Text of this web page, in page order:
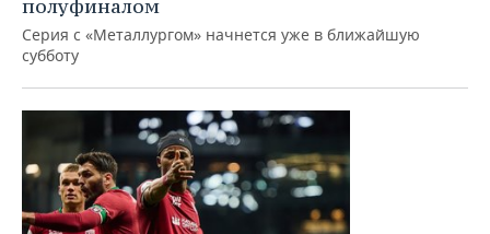
полуфиналом
Серия с «Металлургом» начнется уже в ближайшую
субботу